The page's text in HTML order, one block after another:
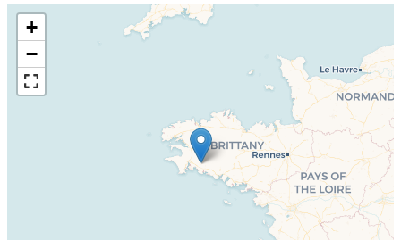
+
−